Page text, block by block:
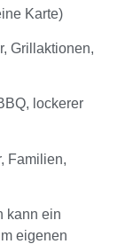
Karte)
Grillaktionen,
lockerer
Familien,
kann ein
eigenen